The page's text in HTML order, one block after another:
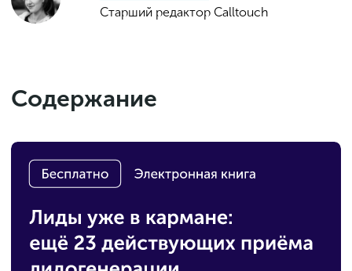
Старший редактор Calltouch
Содержание